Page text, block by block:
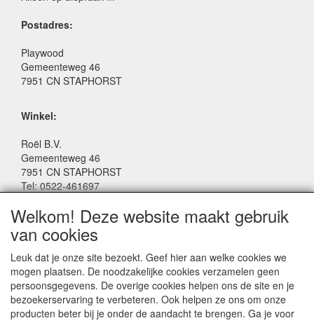
Postadres:
Playwood
Gemeenteweg 46
7951 CN STAPHORST
Winkel:
Roël B.V.
Gemeenteweg 46
7951 CN STAPHORST
Tel: 0522-461697
Facebook: www.facebook.com/roelspeelgoed
Openingstijden Winkel:
Maandag t/m Vrijdag: 9:00 - 17:30
Zaterdag: 9:00 - 17:00
Donderdagavond koopavond: 19:00 - 21:00
Welkom! Deze website maakt gebruik
van cookies
Leuk dat je onze site bezoekt. Geef hier aan welke cookies we
mogen plaatsen. De noodzakelijke cookies verzamelen geen
persoonsgegevens. De overige cookies helpen ons de site en je
bezoekerservaring te verbeteren. Ook helpen ze ons om onze
producten beter bij je onder de aandacht te brengen. Ga je voor